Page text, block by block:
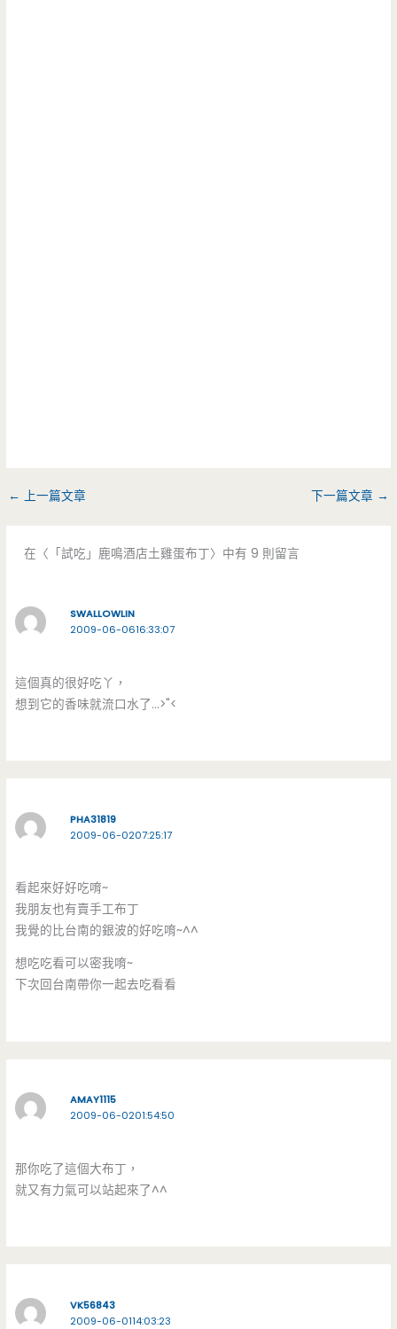
← 上一篇文章 下一篇文章 →
在〈「試吃」鹿鳴酒店土雞蛋布丁〉中有 9 則留言
SWALLOWLIN
2009-06-0616:33:07
這個真的很好吃丫，
想到它的香味就流口水了…>"<
PHA31819
2009-06-0207:25:17
看起來好好吃唷~
我朋友也有賣手工布丁
我覺的比台南的銀波的好吃唷~^^
想吃吃看可以密我唷~
下次回台南帶你一起去吃看看
AMAY1115
2009-06-0201:54:50
那你吃了這個大布丁，
就又有力氣可以站起來了^^
VK56843
2009-06-0114:03:23